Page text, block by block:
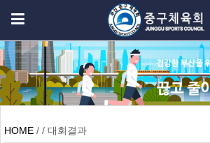
HOME / / 대회결과